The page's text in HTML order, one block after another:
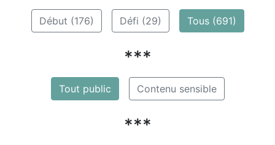
Début (176) Défi (29) Tous (691)
***
Tout public Contenu sensible
***